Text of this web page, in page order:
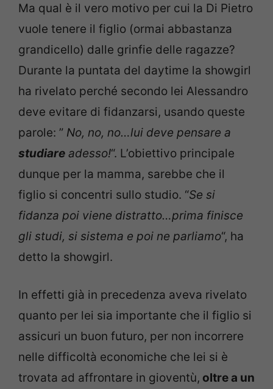
Ma qual è il vero motivo per cui la Di Pietro
vuole tenere il figlio (ormai abbastanza
grandicello) dalle grinfie delle ragazze?
Durante la puntata del daytime la showgirl
ha rivelato perché secondo lei Alessandro
deve evitare di fidanzarsi, usando queste
parole: ” No, no, no…lui deve pensare a
studiare adesso!“. L’obiettivo principale
dunque per la mamma, sarebbe che il
figlio si concentri sullo studio. “Se si
fidanza poi viene distratto…prima finisce
gli studi, si sistema e poi ne parliamo“, ha
detto la showgirl.
In effetti già in precedenza aveva rivelato
quanto per lei sia importante che il figlio si
assicuri un buon futuro, per non incorrere
nelle difficoltà economiche che lei si è
trovata ad affrontare in gioventù, oltre a un